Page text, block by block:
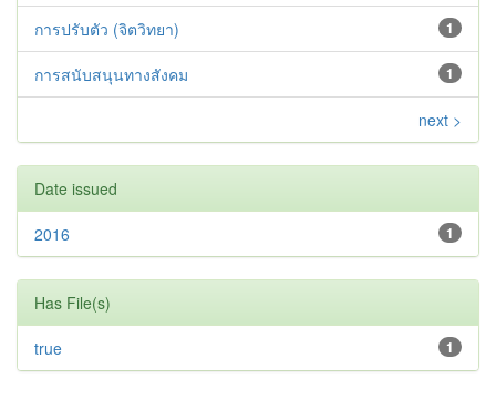
1
การปรับตัว (จิตวิทยา)
1
การสนับสนุนทางสังคม
next >
Date issued
1
2016
Has File(s)
1
true